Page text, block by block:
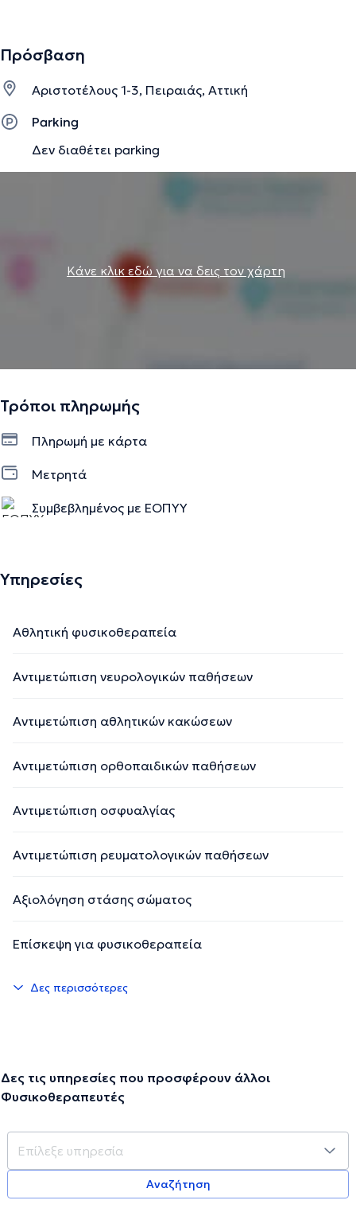
στο χώρο του αθλητισμού, καθώς έχει διατελέσει
Νευρολογική και Μυολογική Αποκατάσταση καθώς και τη
Φυσικοθεραπευτική αξιολόγηση και Αποκατάσταση.
Πρόσβαση
Αριστοτέλους 1-3, Πειραιάς, Αττική
Parking
Δεν διαθέτει parking
Κάνε κλικ εδώ για να δεις τον χάρτη
Τρόποι πληρωμής
Πληρωμή με κάρτα
Μετρητά
Συμβεβλημένος με ΕΟΠΥΥ
Υπηρεσίες
Αθλητική φυσικοθεραπεία
Αντιμετώπιση νευρολογικών παθήσεων
Αντιμετώπιση αθλητικών κακώσεων
Αντιμετώπιση ορθοπαιδικών παθήσεων
Αντιμετώπιση οσφυαλγίας
Αντιμετώπιση ρευματολογικών παθήσεων
Αξιολόγηση στάσης σώματος
Επίσκεψη για φυσικοθεραπεία
Δες περισσότερες
Δες τις υπηρεσίες που προσφέρουν άλλοι
Φυσικοθεραπευτές
Αναζήτηση